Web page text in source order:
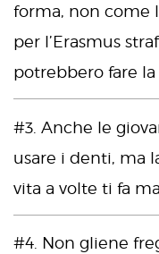
forma, non come
per l’Erasmus
potrebbero fare
#3. Anche le
usare i denti, ma
vita a volte ti fa
#4. Non gliene